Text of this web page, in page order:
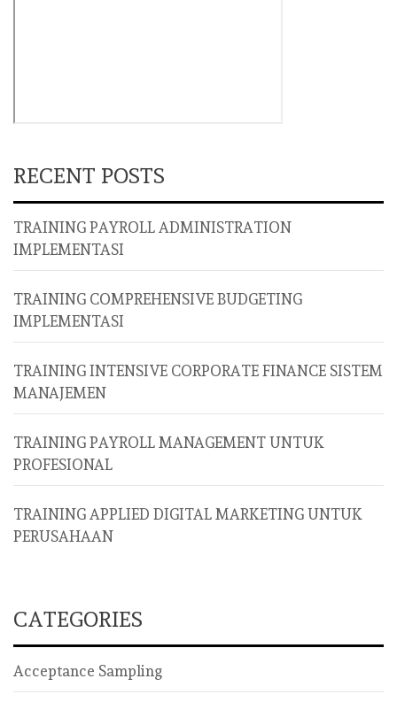
RECENT POSTS
TRAINING PAYROLL ADMINISTRATION
IMPLEMENTASI
TRAINING COMPREHENSIVE BUDGETING
IMPLEMENTASI
TRAINING INTENSIVE CORPORATE FINANCE SISTEM
MANAJEMEN
TRAINING PAYROLL MANAGEMENT UNTUK
PROFESIONAL
TRAINING APPLIED DIGITAL MARKETING UNTUK
PERUSAHAAN
CATEGORIES
Acceptance Sampling